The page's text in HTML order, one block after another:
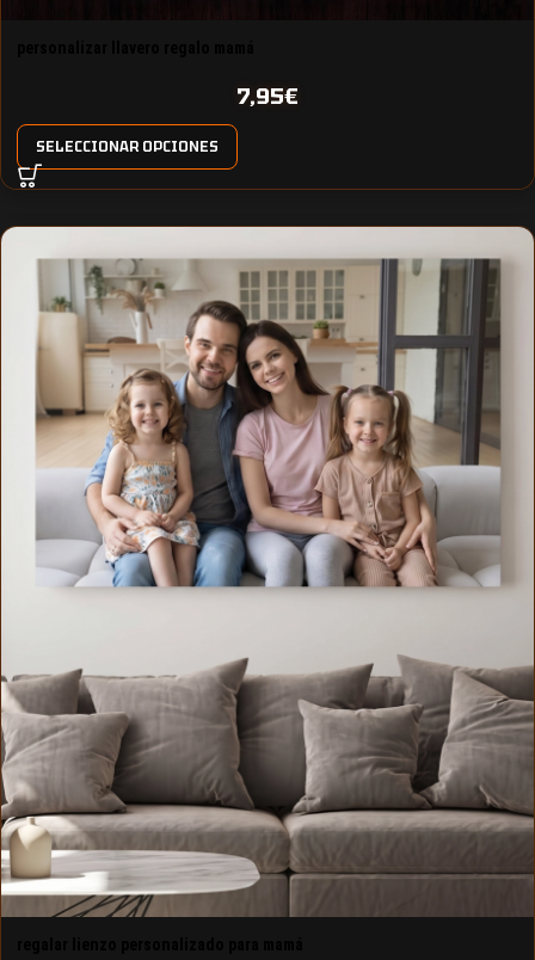
7,95€
SELECCIONAR OPCIONES